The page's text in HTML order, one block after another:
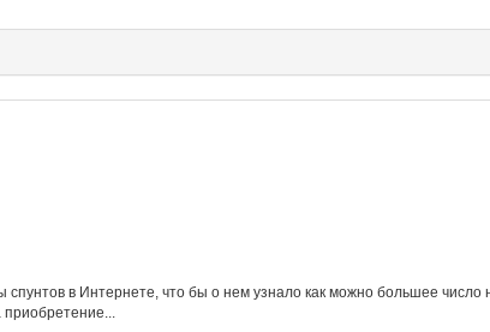
спунтов в Интернете, что бы о нем узнало как можно большее